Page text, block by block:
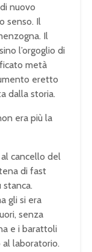
nuovo
senso. Il
Il
l’orgoglio di
metà
eretto
dalla storia.
era più la
cancello del
di fast
stanca.
gli si era
senza
e i barattoli
laboratorio.